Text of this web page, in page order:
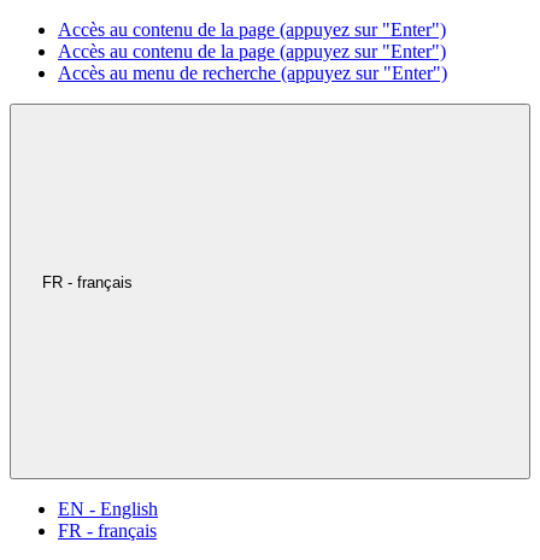
Accès au contenu de la page (appuyez sur "Enter")
Accès au contenu de la page (appuyez sur "Enter")
Accès au menu de recherche (appuyez sur "Enter")
FR - français
EN - English
FR - français